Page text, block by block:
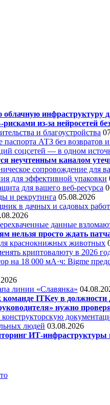
инфраструктуру
из-за нейросетей
и благоустройства
АТЗ без возвратов и
соцсетей — в одном
неучтенным каналом
сопровождение для
для эффективной упаковки
для вашего веб-ресурса
и рекрутинга 05.08.2026
в дачных и садовых
данные
нельзя просто ждать
краснокнижных животных
криптовалюту в 2026
на 18 000 мА·ч: Bigme
линии «Славянка»
ITKey в должности
нужно
людей 03.08.2026
ИТ-инфраструктуры